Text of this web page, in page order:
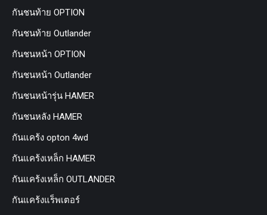
กันชนท้าย OPTION
กันชนท้าย Outlander
กันชนหน้า OPTION
กันชนหน้า Outlander
กันชนหน้ารุ่น HAMER
กันชนหลัง HAMER
กันแคร้ง opton 4wd
กันแคร้งเหล็ก HAMER
กันแคร้งเหล็ก OUTLANDER
กันแคร้งแร็พเตอร์